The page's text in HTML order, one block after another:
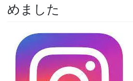
めました